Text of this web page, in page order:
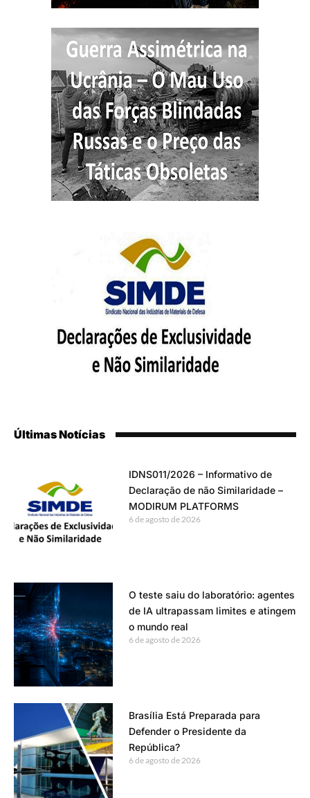
Últimas Notícias
IDNS011/2026 – Informativo de
Declaração de não Similaridade –
MODIRUM PLATFORMS
6 de agosto de 2026
O teste saiu do laboratório: agentes
de IA ultrapassam limites e atingem
o mundo real
6 de agosto de 2026
Brasília Está Preparada para
Defender o Presidente da
República?
6 de agosto de 2026